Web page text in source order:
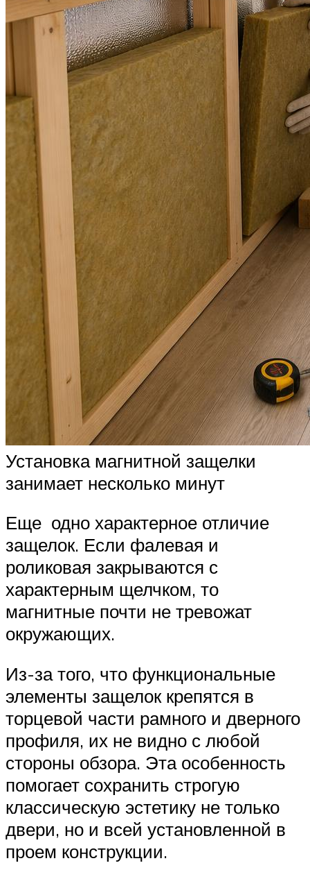
Установка магнитной защелки
занимает несколько минут
Еще одно характерное отличие
защелок. Если фалевая и
роликовая закрываются с
характерным щелчком, то
магнитные почти не тревожат
окружающих.
Из-за того, что функциональные
элементы защелок крепятся в
торцевой части рамного и дверного
профиля, их не видно с любой
стороны обзора. Эта особенность
помогает сохранить строгую
классическую эстетику не только
двери, но и всей установленной в
проем конструкции.